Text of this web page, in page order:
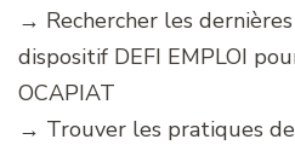
→ Rechercher les
dispositif DEFI EMPLOI
OCAPIAT
→ Trouver les pratiques